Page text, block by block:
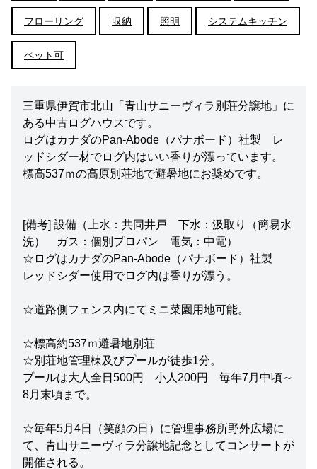
フローリング 収納 照明 システムキッチン
ペット可
三重県伊賀市北山「青山サニーヴィラ別荘分譲地」に
ある中古ログハウスです。
ログはカナダのPan-Abode（パナボード）社製 レ
ッドシダー材でログ内はいい香りが漂っています。
標高537ｍの高原別荘地で避暑地にお奨めです。
[備考] 設備（上水：共同井戸 下水：汲取り（簡易水
洗） ガス：個別プロパン 電気：中電）
☆ログはカナダのPan-Abode（パナボード）社製
レッドシダー使用でログ内は香りが漂う。
☆道路側フェンス内にてミニ菜園用地可能。
☆標高約537ｍ避暑地別荘
☆別荘地管理棟及びプールが徒歩1分。
プールは大人全日500円 小人200円 毎年7月中頃～
8月末頃まで。
☆毎年5月4日（笑顔の日）に管理事務所野外広場に
て、青山サニーヴィラ分譲地記念としてコンサートが
開催される。